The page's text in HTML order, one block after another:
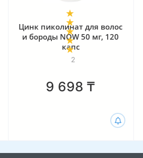
2
Цинк пиколинат для волос
и бороды NOW 50 мг, 120
капс
9 698 ₸